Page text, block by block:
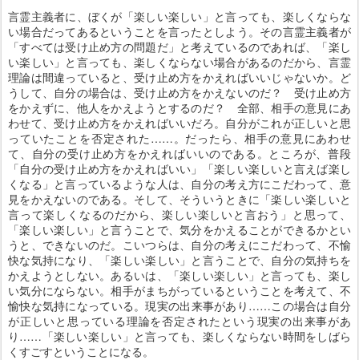
言霊主義者に、ぼくが「楽しい楽しい」と言っても、楽しくならな
い場合だってあるということを言ったとしよう。その言霊主義者が
「すべては受け止め方の問題だ」と考えているのであれば、「楽し
い楽しい」と言っても、楽しくならない場合があるのだから、言霊
理論は間違っていると、受け止め方をかえればいいじゃないか。ど
うして、自分の場合は、受け止め方をかえないのだ？ 受け止め方
をかえずに、他人をかえようとするのだ？ 全部、相手の意見にあ
わせて、受け止め方をかえればいいだろ。自分がこれが正しいと思
っていたことを否定された……。だったら、相手の意見にあわせ
て、自分の受け止め方をかえればいいのである。ところが、普段
「自分の受け止め方をかえればいい」「楽しい楽しいと言えば楽し
くなる」と言っているような人は、自分の考え方にこだわって、意
見をかえないのである。そして、そういうときに「楽しい楽しいと
言って楽しくなるのだから、楽しい楽しいと言おう」と思って、
「楽しい楽しい」と言うことで、気分をかえることができるかとい
うと、できないのだ。こいつらは、自分の考えにこだわって、不愉
快な気持になり、「楽しい楽しい」と言うことで、自分の気持ちを
かえようとしない。あるいは、「楽しい楽しい」と言っても、楽し
い気分にならない。相手がまちがっているということを考えて、不
愉快な気持になっている。現実の出来事があり……この場合は自分
が正しいと思っている理論を否定されたという現実の出来事があ
り……「楽しい楽しい」と言っても、楽しくならない時間をしばら
くすごすということになる。